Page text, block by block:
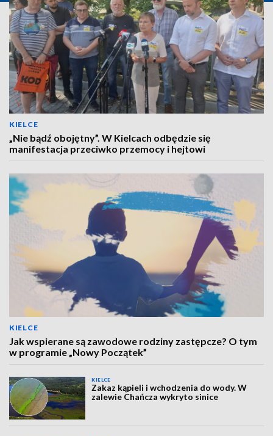
KIELCE
„Nie bądź obojętny”. W Kielcach odbędzie się
manifestacja przeciwko przemocy i hejtowi
KIELCE
Jak wspierane są zawodowe rodziny zastępcze? O tym
w programie „Nowy Początek”
KIELCE
Zakaz kąpieli i wchodzenia do wody. W
zalewie Chańcza wykryto sinice